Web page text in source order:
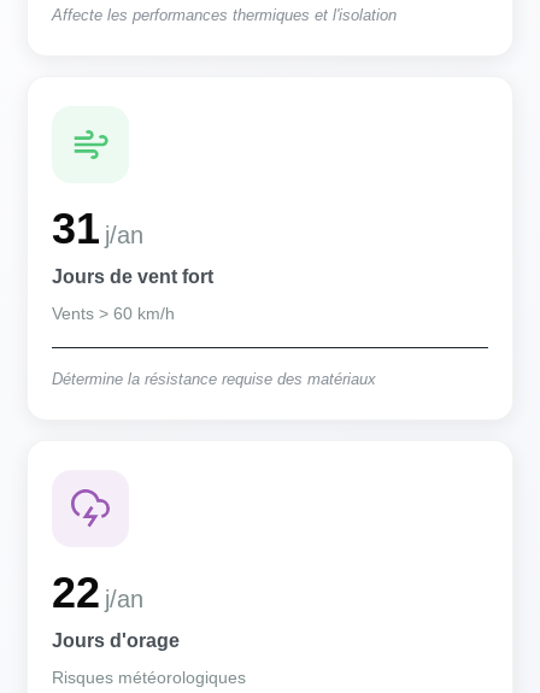
Affecte les performances thermiques et l'isolation
31 j/an
Jours de vent fort
Vents > 60 km/h
Détermine la résistance requise des matériaux
22 j/an
Jours d'orage
Risques météorologiques